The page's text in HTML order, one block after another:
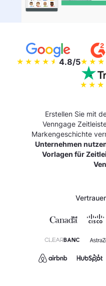
4.8/5
Erstellen Sie mit
Venngage
Markengeschichte
Unternehmen
Vorlagen für